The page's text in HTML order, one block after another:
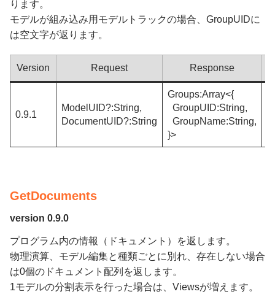
ります。
モデルが組み込み用モデルトラックの場合、GroupUIDに
は空文字が返ります。
Version Request Response
0.9.1
ModelUID?:String,
DocumentUID?:String
Groups:Array<{
GroupUID:String,
GroupName:String,
}>
GetDocuments
version 0.9.0
プログラム内の情報（ドキュメント）を返します。
物理演算、モデル編集と種類ごとに別れ、存在しない場合
は0個のドキュメント配列を返します。
1モデルの分割表示を行った場合は、Viewsが増えます。